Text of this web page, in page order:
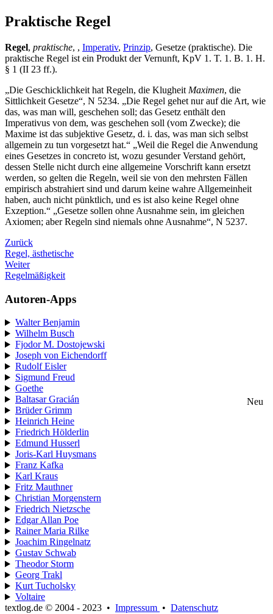
Praktische Regel
Regel, praktische, , Imperativ, Prinzip, Gesetze (praktische). Die
praktische Regel ist ein Produkt der Vernunft, KpV 1. T. 1. B. 1. H.
§ 1 (II 23 ff.).
„Die Geschicklichkeit hat Regeln, die Klugheit Maximen, die
Sittlichkeit Gesetze“, N 5234. „Die Regel gehet nur auf die Art, wie
das, was man will, geschehen soll; das Gesetz enthält den
Imperativus von dem, was geschehen soll (vom Zwecke); die
Maxime ist das subjektive Gesetz, d. i. das, was man sich selbst
allgemein zu tun vorgesetzt hat.“ „Weil die Regel die Anwendung
eines Gesetzes in concreto ist, wozu gesunder Verstand gehört,
dessen Stelle nicht durch eine allgemeine Vorschrift kann ersetzt
werden, so gelten die Regeln, weil sie von den mehrsten Fällen
empirisch abstrahiert sind und darum keine wahre Allgemeinheit
haben, auch nicht pünktlich, und es ist also keine Regel ohne
Exzeption.“ „Gesetze sollen ohne Ausnahme sein, im gleichen
Axiomen; aber Regeln sind niemals ohne Ausnahme“, N 5237.
Zurück
Regel, ästhetische
Weiter
Regelmäßigkeit
Autoren-Apps
Walter Benjamin
Wilhelm Busch
Fjodor M. Dostojewski
Joseph von Eichendorff
Rudolf Eisler
Sigmund Freud
Goethe
Baltasar Gracián
Neu
Brüder Grimm
Heinrich Heine
Friedrich Hölderlin
Edmund Husserl
Joris-Karl Huysmans
Franz Kafka
Karl Kraus
Fritz Mauthner
Christian Morgenstern
Friedrich Nietzsche
Edgar Allan Poe
Rainer Maria Rilke
Joachim Ringelnatz
Gustav Schwab
Theodor Storm
Georg Trakl
Kurt Tucholsky
Voltaire
textlog.de © 2004 - 2023 • Impressum • Datenschutz